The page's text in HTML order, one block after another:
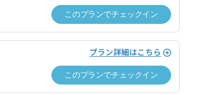
このプランでチェックイン
プラン詳細はこちら
このプランでチェックイン
「空箱byGMO」にお問い合わせ次第、遅延なく提供します。
「空箱byGMO」にお問い合わせ次第、遅延なく提供します。
「空箱byGMO」にお問い合わせ次第、遅延なく提供します。
「空箱byGMO」にお問い合わせ次第、遅延なく提供します。
ドロップイン利用ゲスト規約、各運営ホストの利用規約